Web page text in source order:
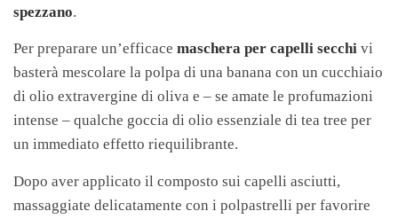
spezzano.
Per preparare un’efficace maschera per capelli secchi vi
basterà mescolare la polpa di una banana con un cucchiaio
di olio extravergine di oliva e – se amate le profumazioni
intense – qualche goccia di olio essenziale di tea tree per
un immediato effetto riequilibrante.
Dopo aver applicato il composto sui capelli asciutti,
massaggiate delicatamente con i polpastrelli per favorire